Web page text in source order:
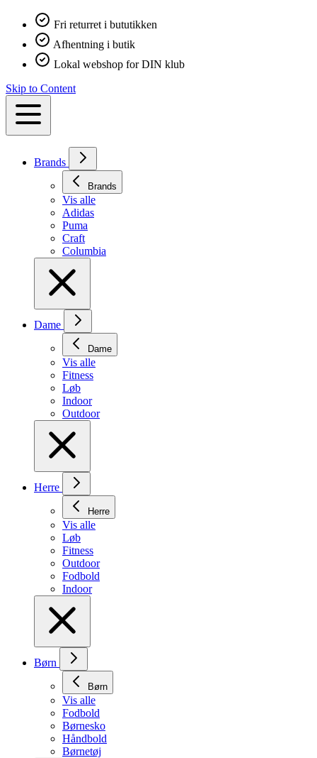
Fri returret i bututikken
Afhentning i butik
Lokal webshop for DIN klub
Skip to Content
Brands
Brands
Vis alle
Adidas
Puma
Craft
Columbia
Dame
Dame
Vis alle
Fitness
Løb
Indoor
Outdoor
Herre
Herre
Vis alle
Løb
Fitness
Outdoor
Fodbold
Indoor
Børn
Børn
Vis alle
Fodbold
Børnesko
Håndbold
Børnetøj